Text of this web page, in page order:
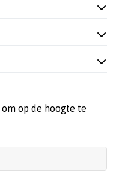
op de hoogte te